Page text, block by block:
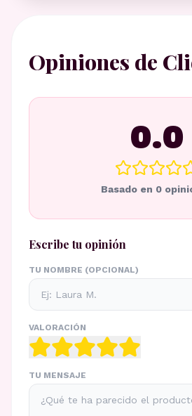
Opiniones de
0.0
Basado en 0
Escribe tu opinión
TU NOMBRE (OPCIONAL)
VALORACIÓN
TU MENSAJE